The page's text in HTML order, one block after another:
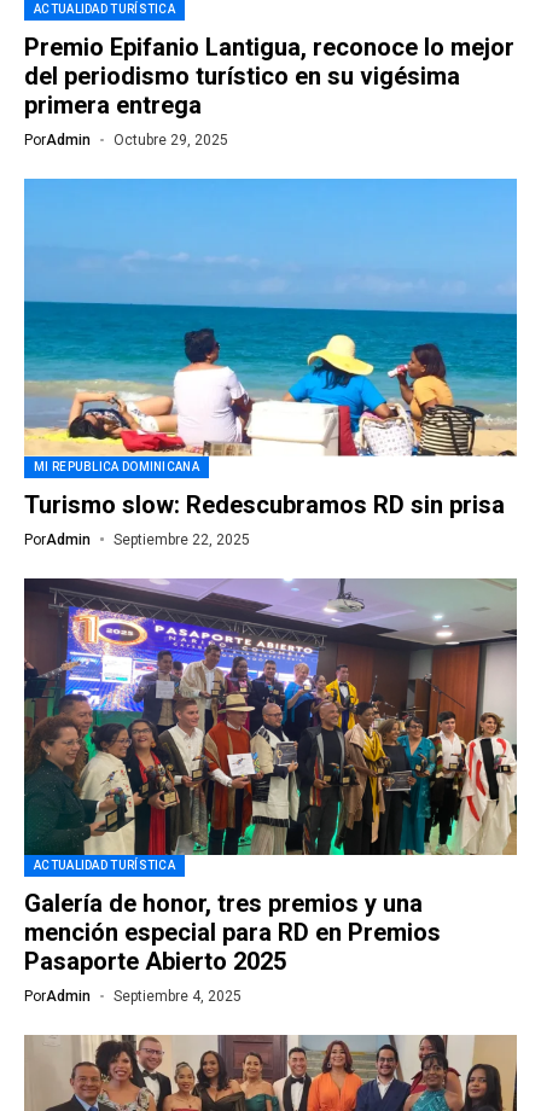
ACTUALIDAD TURÍSTICA
Premio Epifanio Lantigua, reconoce lo mejor
del periodismo turístico en su vigésima
primera entrega
PorAdmin Octubre 29, 2025
MI REPUBLICA DOMINICANA
Turismo slow: Redescubramos RD sin prisa
PorAdmin Septiembre 22, 2025
ACTUALIDAD TURÍSTICA
Galería de honor, tres premios y una
mención especial para RD en Premios
Pasaporte Abierto 2025
PorAdmin Septiembre 4, 2025